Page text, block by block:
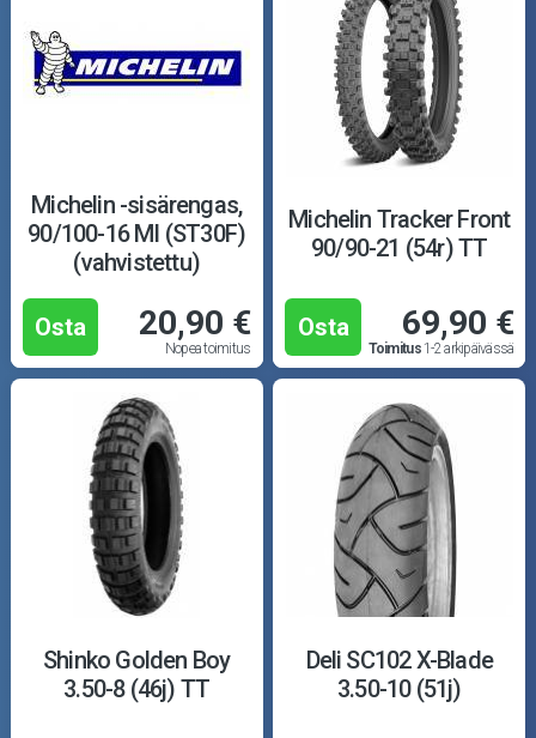
Michelin -sisärengas,
90/100-16 MI (ST30F)
(vahvistettu)
Osta 20,90 €
Nopea toimitus
Michelin Tracker Front
90/90-21 (54r) TT
Osta 69,90 €
Toimitus1-2 arkipäivässä
Shinko Golden Boy
3.50-8 (46j) TT
Deli SC102 X-Blade
3.50-10 (51j)